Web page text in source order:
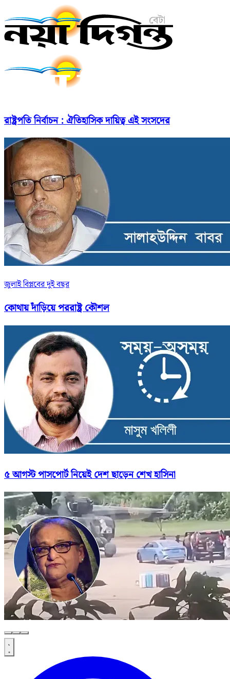
রাষ্ট্রপতি নির্বাচন : ঐতিহাসিক দায়িত্ব এই সংসদের
জুলাই বিপ্লবের দুই বছর
কোথায় দাঁড়িয়ে পররাষ্ট্র কৌশল
৫ আগস্ট পাসপোর্ট নিয়েই দেশ ছাড়েন শেখ হাসিনা